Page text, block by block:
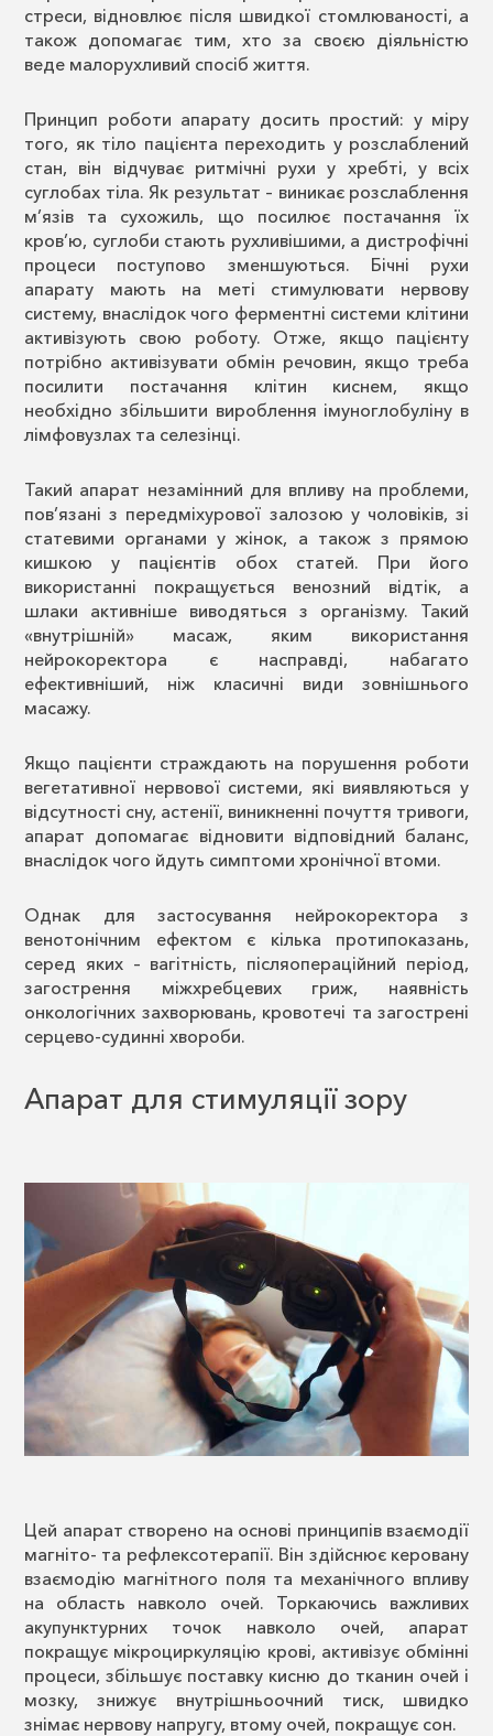
стреси, відновлює після швидкої стомлюваності, а
також допомагає тим, хто за своєю діяльністю
веде малорухливий спосіб життя.
Принцип роботи апарату досить простий: у міру
того, як тіло пацієнта переходить у розслаблений
стан, він відчуває ритмічні рухи у хребті, у всіх
суглобах тіла. Як результат – виникає розслаблення
м’язів та сухожиль, що посилює постачання їх
кров’ю, суглоби стають рухливішими, а дистрофічні
процеси поступово зменшуються. Бічні рухи
апарату мають на меті стимулювати нервову
систему, внаслідок чого ферментні системи клітини
активізують свою роботу. Отже, якщо пацієнту
потрібно активізувати обмін речовин, якщо треба
посилити постачання клітин киснем, якщо
необхідно збільшити вироблення імуноглобуліну в
лімфовузлах та селезінці.
Такий апарат незамінний для впливу на проблеми,
пов’язані з передміхурової залозою у чоловіків, зі
статевими органами у жінок, а також з прямою
кишкою у пацієнтів обох статей. При його
використанні покращується венозний відтік, а
шлаки активніше виводяться з організму. Такий
«внутрішній» масаж, яким використання
нейрокоректора є насправді, набагато
ефективніший, ніж класичні види зовнішнього
масажу.
Якщо пацієнти страждають на порушення роботи
вегетативної нервової системи, які виявляються у
відсутності сну, астенії, виникненні почуття тривоги,
апарат допомагає відновити відповідний баланс,
внаслідок чого йдуть симптоми хронічної втоми.
Однак для застосування нейрокоректора з
венотонічним ефектом є кілька протипоказань,
серед яких – вагітність, післяопераційний період,
загострення міжхребцевих гриж, наявність
онкологічних захворювань, кровотечі та загострені
серцево-судинні хвороби.
Апарат для стимуляції зору
Цей апарат створено на основі принципів взаємодії
магніто- та рефлексотерапії. Він здійснює керовану
взаємодію магнітного поля та механічного впливу
на область навколо очей. Торкаючись важливих
акупунктурних точок навколо очей, апарат
покращує мікроциркуляцію крові, активізує обмінні
процеси, збільшує поставку кисню до тканин очей і
мозку, знижує внутрішньоочний тиск, швидко
знімає нервову напругу, втому очей, покращує сон.